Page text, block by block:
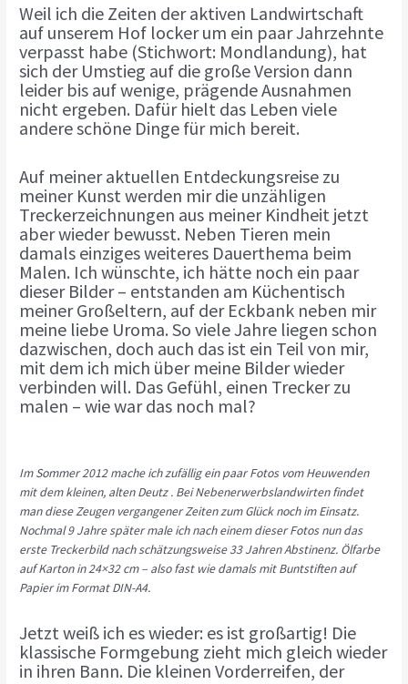
Weil ich die Zeiten der aktiven Landwirtschaft
auf unserem Hof locker um ein paar Jahrzehnte
verpasst habe (Stichwort: Mondlandung), hat
sich der Umstieg auf die große Version dann
leider bis auf wenige, prägende Ausnahmen
nicht ergeben. Dafür hielt das Leben viele
andere schöne Dinge für mich bereit.
Auf meiner aktuellen Entdeckungsreise zu
meiner Kunst werden mir die unzähligen
Treckerzeichnungen aus meiner Kindheit jetzt
aber wieder bewusst. Neben Tieren mein
damals einziges weiteres Dauerthema beim
Malen. Ich wünschte, ich hätte noch ein paar
dieser Bilder – entstanden am Küchentisch
meiner Großeltern, auf der Eckbank neben mir
meine liebe Uroma. So viele Jahre liegen schon
dazwischen, doch auch das ist ein Teil von mir,
mit dem ich mich über meine Bilder wieder
verbinden will. Das Gefühl, einen Trecker zu
malen – wie war das noch mal?
Im Sommer 2012 mache ich zufällig ein paar Fotos vom Heuwenden
mit dem kleinen, alten Deutz . Bei Nebenerwerbslandwirten findet
man diese Zeugen vergangener Zeiten zum Glück noch im Einsatz.
Nochmal 9 Jahre später male ich nach einem dieser Fotos nun das
erste Treckerbild nach schätzungsweise 33 Jahren Abstinenz. Ölfarbe
auf Karton in 24×32 cm – also fast wie damals mit Buntstiften auf
Papier im Format DIN-A4.
Jetzt weiß ich es wieder: es ist großartig! Die
klassische Formgebung zieht mich gleich wieder
in ihren Bann. Die kleinen Vorderreifen, der